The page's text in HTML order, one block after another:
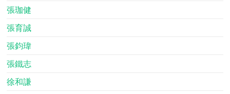
張珈健
張育誠
張鈞瑋
張鐵志
徐和謙